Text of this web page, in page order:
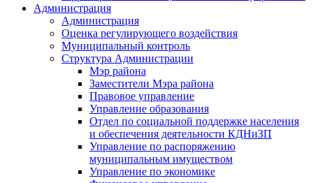
Администрация
Администрация
Оценка регулирующего воздействия
Муниципальный контроль
Структура Администрации
Мэр района
Заместители Мэра района
Правовое управление
Управление образования
Отдел по социальной поддержке населения
и обеспечения деятельности КДНиЗП
Управление по распоряжению
муниципальным имуществом
Управление по экономике